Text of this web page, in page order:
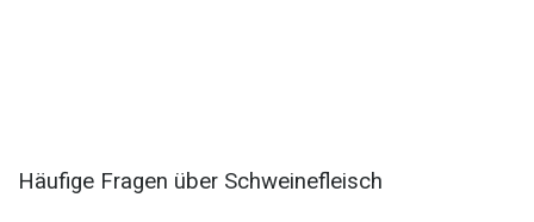
Häufige Fragen über Schweinefleisch